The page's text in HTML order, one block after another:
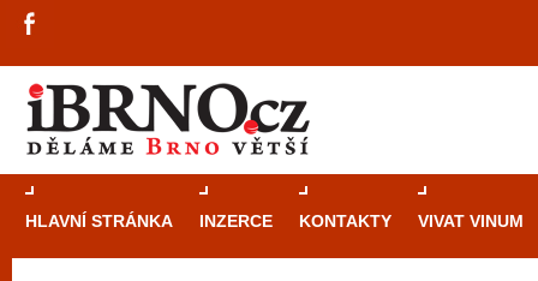
HLAVNÍ STRÁNKA INZERCE KONTAKTY VIVAT VINUM